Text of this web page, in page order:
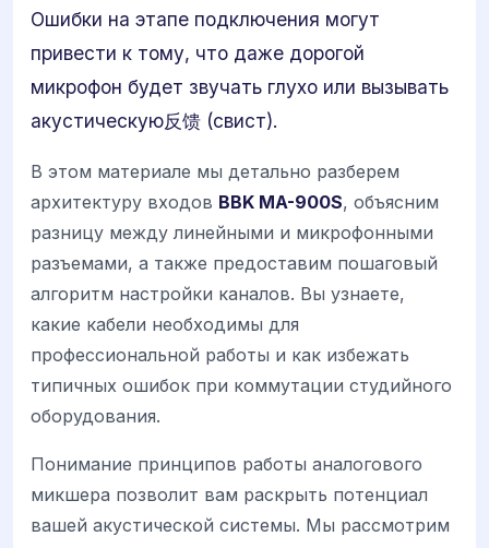
Ошибки на этапе подключения могут
привести к тому, что даже дорогой
микрофон будет звучать глухо или вызывать
акустическую反馈 (свист).
В этом материале мы детально разберем
архитектуру входов BBK MA-900S, объясним
разницу между линейными и микрофонными
разъемами, а также предоставим пошаговый
алгоритм настройки каналов. Вы узнаете,
какие кабели необходимы для
профессиональной работы и как избежать
типичных ошибок при коммутации студийного
оборудования.
Понимание принципов работы аналогового
микшера позволит вам раскрыть потенциал
вашей акустической системы. Мы рассмотрим